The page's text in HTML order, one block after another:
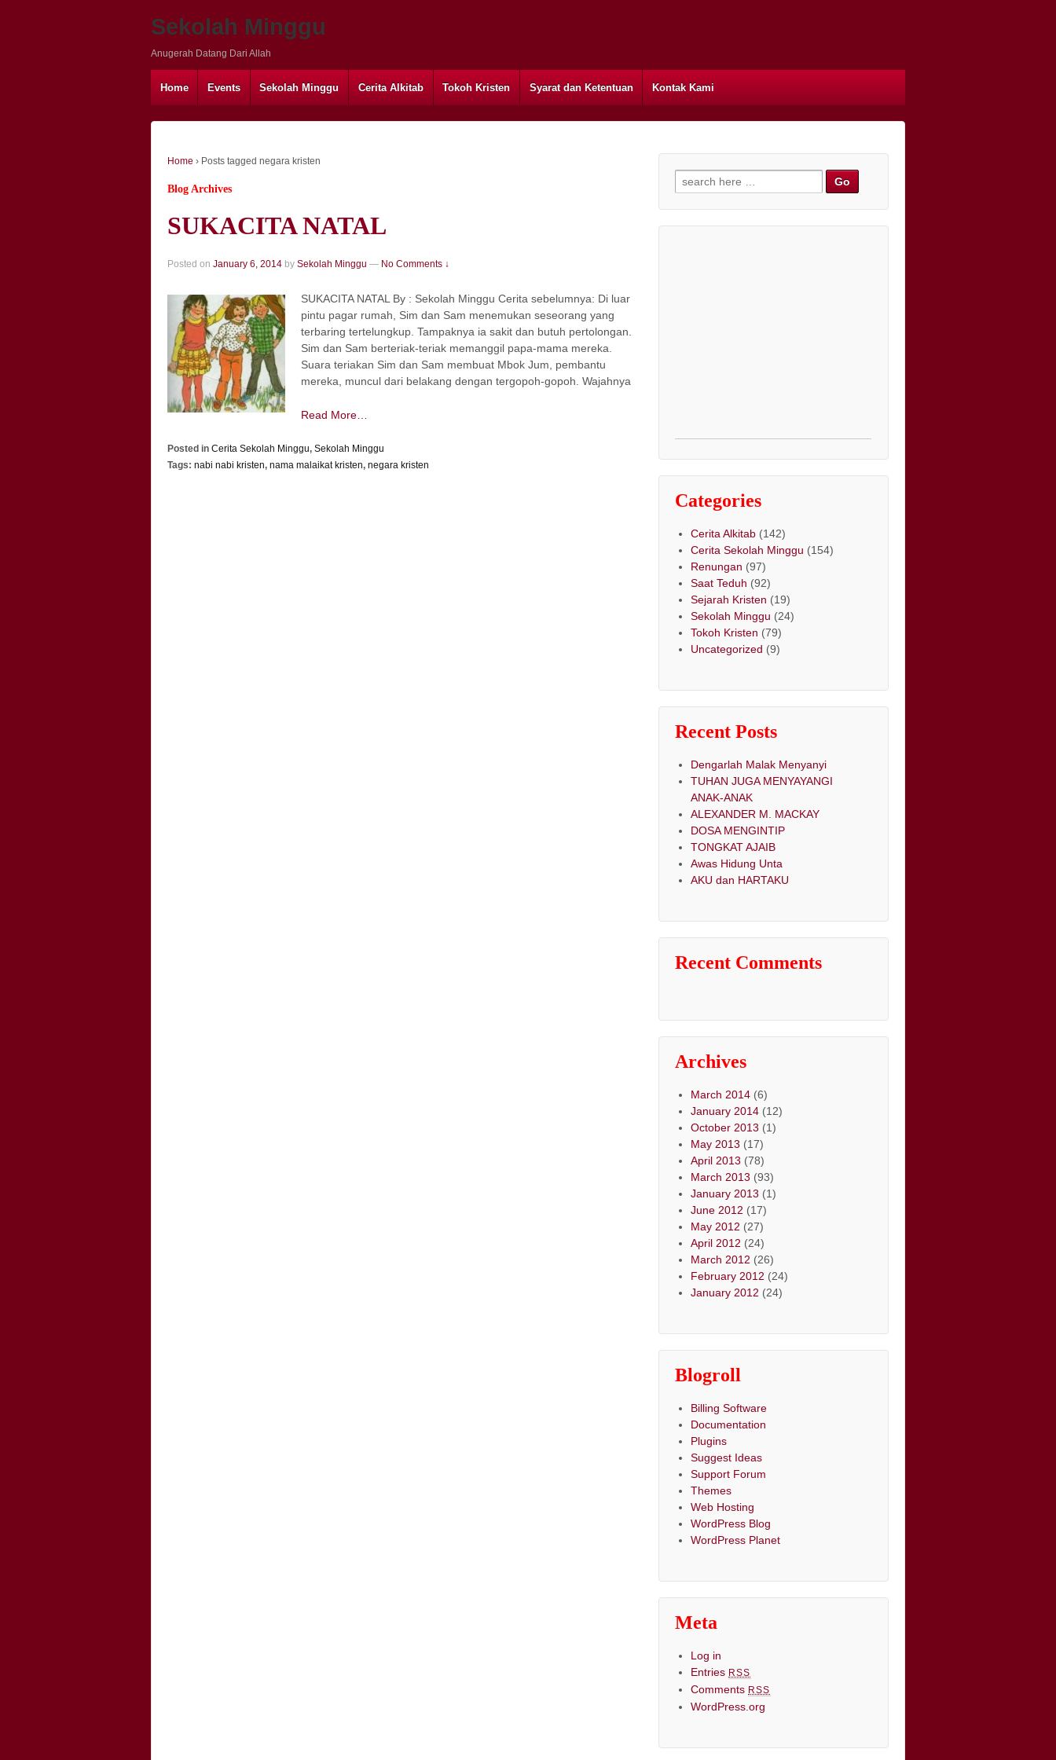
Sekolah Minggu
Anugerah Datang Dari Allah
Home Events Sekolah Minggu Cerita Alkitab Tokoh Kristen Syarat dan Ketentuan Kontak Kami
Home › Posts tagged negara kristen
Blog Archives
SUKACITA NATAL
Posted on January 6, 2014 by Sekolah Minggu — No Comments ↓
SUKACITA NATAL By : Sekolah Minggu Cerita sebelumnya: Di luar
pintu pagar rumah, Sim dan Sam menemukan seseorang yang
terbaring tertelungkup. Tampaknya ia sakit dan butuh pertolongan.
Sim dan Sam berteriak-teriak memanggil papa-mama mereka.
Suara teriakan Sim dan Sam membuat Mbok Jum, pembantu
mereka, muncul dari belakang dengan tergopoh-gopoh. Wajahnya
Read More…
Posted in Cerita Sekolah Minggu, Sekolah Minggu
Tags: nabi nabi kristen, nama malaikat kristen, negara kristen
Search for:
Categories
Cerita Alkitab (142)
Cerita Sekolah Minggu (154)
Renungan (97)
Saat Teduh (92)
Sejarah Kristen (19)
Sekolah Minggu (24)
Tokoh Kristen (79)
Uncategorized (9)
Recent Posts
Dengarlah Malak Menyanyi
TUHAN JUGA MENYAYANGI
ANAK-ANAK
ALEXANDER M. MACKAY
DOSA MENGINTIP
TONGKAT AJAIB
Awas Hidung Unta
AKU dan HARTAKU
Recent Comments
Archives
March 2014 (6)
January 2014 (12)
October 2013 (1)
May 2013 (17)
April 2013 (78)
March 2013 (93)
January 2013 (1)
June 2012 (17)
May 2012 (27)
April 2012 (24)
March 2012 (26)
February 2012 (24)
January 2012 (24)
Blogroll
Billing Software
Documentation
Plugins
Suggest Ideas
Support Forum
Themes
Web Hosting
WordPress Blog
WordPress Planet
Meta
Log in
Entries RSS
Comments RSS
WordPress.org